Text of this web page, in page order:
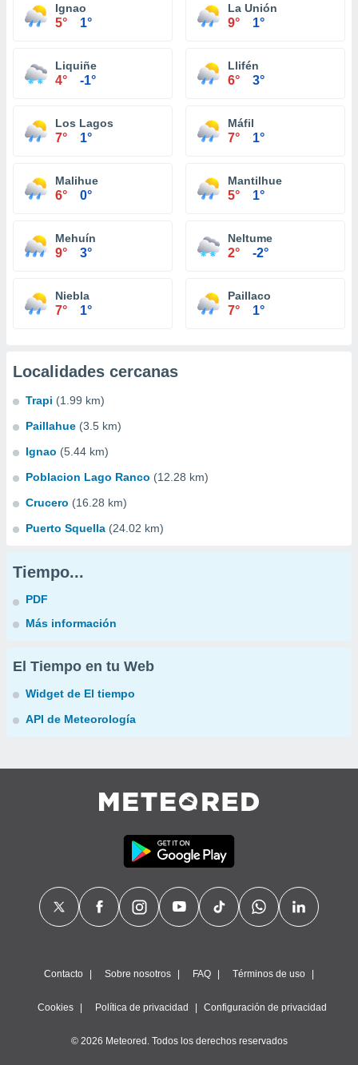
Ignao
5° 1°
La Unión
9° 1°
Liquiñe
4° -1°
Llifén
6° 3°
Los Lagos
7° 1°
Máfil
7° 1°
Malihue
6° 0°
Mantilhue
5° 1°
Mehuín
9° 3°
Neltume
2° -2°
Niebla
7° 1°
Paillaco
7° 1°
Localidades cercanas
Trapi (1.99 km)
Paillahue (3.5 km)
Ignao (5.44 km)
Poblacion Lago Ranco (12.28 km)
Crucero (16.28 km)
Puerto Squella (24.02 km)
Tiempo...
PDF
Más información
El Tiempo en tu Web
Widget de El tiempo
API de Meteorología
Contacto Sobre nosotros FAQ Términos de uso
Cookies Política de privacidad Configuración de privacidad
© 2026 Meteored. Todos los derechos reservados